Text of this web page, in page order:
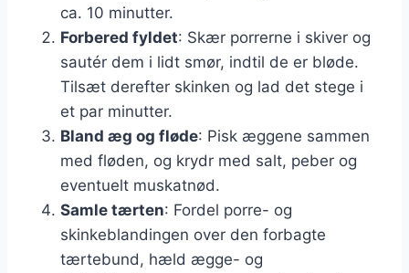
ca. 10 minutter.
Forbered fyldet: Skær porrerne i skiver og
sautér dem i lidt smør, indtil de er bløde.
Tilsæt derefter skinken og lad det stege i
et par minutter.
Bland æg og fløde: Pisk æggene sammen
med fløden, og krydr med salt, peber og
eventuelt muskatnød.
Samle tærten: Fordel porre- og
skinkeblandingen over den forbagte
tærtebund, hæld ægge- og